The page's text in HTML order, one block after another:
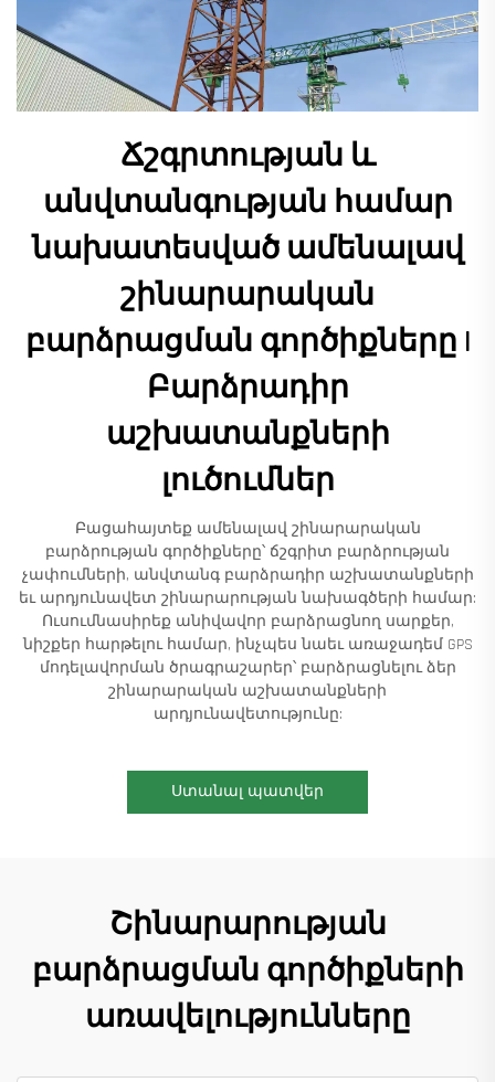
Ճշգրտության և
անվտանգության համար
նախատեսված ամենալավ
շինարարական
բարձրացման գործիքները |
Բարձրադիր
աշխատանքների
լուծումներ
Բացահայտեք ամենալավ շինարարական
բարձրության գործիքները՝ ճշգրիտ բարձրության
չափումների, անվտանգ բարձրադիր աշխատանքների
եւ արդյունավետ շինարարության նախագծերի համար:
Ուսումնասիրեք անիվավոր բարձրացնող սարքեր,
նիշքեր հարթելու համար, ինչպես նաեւ առաջադեմ GPS
մոդելավորման ծրագրաշարեր՝ բարձրացնելու ձեր
շինարարական աշխատանքների
արդյունավետությունը:
Ստանալ պատվեր
Շինարարության
բարձրացման գործիքների
առավելությունները